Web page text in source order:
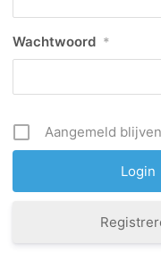
Wachtwoord *
Aangemeld blijven